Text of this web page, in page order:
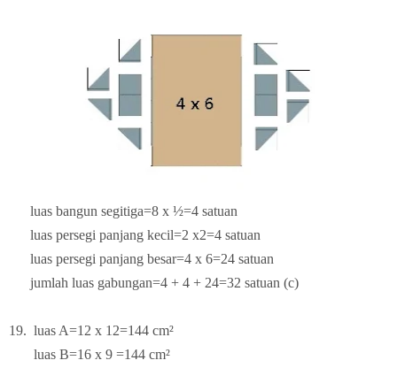
luas bangun segitiga=8 x ½=4 satuan
luas persegi panjang kecil=2 x2=4 satuan
luas persegi panjang besar=4 x 6=24 satuan
jumlah luas gabungan=4 + 4 + 24=32 satuan (c)
19. luas A=12 x 12=144 cm²
luas B=16 x 9 =144 cm²